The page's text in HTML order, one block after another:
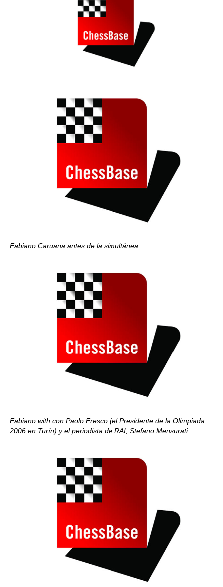
Fabiano Caruana antes de la simultánea
Fabiano with con Paolo Fresco (el Presidente de la Olimpiada
2006 en Turín) y el periodista de RAI, Stefano Mensurati